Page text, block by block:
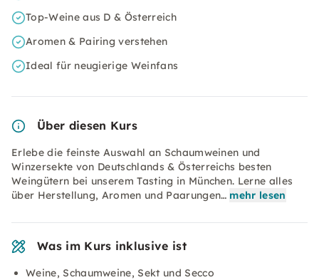
Top-Weine aus D & Österreich
Aromen & Pairing verstehen
Ideal für neugierige Weinfans
Über diesen Kurs
Erlebe die feinste Auswahl an Schaumweinen und
Winzersekte von Deutschlands & Österreichs besten
Weingütern bei unserem Tasting in München. Lerne alles
über Herstellung, Aromen und Paarungen… mehr lesen
Was im Kurs inklusive ist
Weine, Schaumweine, Sekt und Secco